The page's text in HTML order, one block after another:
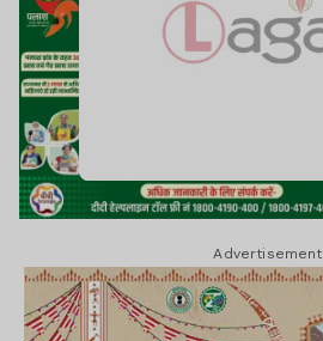
Advertisement